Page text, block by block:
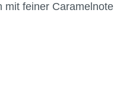
mit feiner Caramelnote